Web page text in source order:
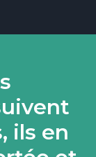
ils en